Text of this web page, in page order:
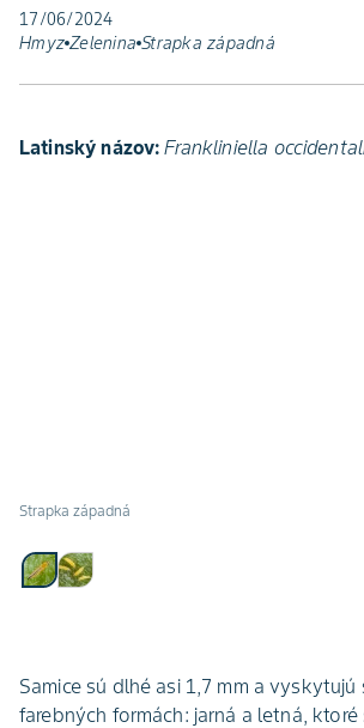
17/06/2024
Hmyz Zelenina Strapka západná
Latinský názov: Frankliniella
Strapka západná
Samice sú dlhé asi 1,7 mm a
farebných formách: jarná a letná,